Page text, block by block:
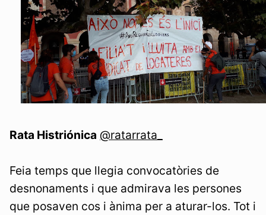
Rata Histriónica @ratarrata_
Feia temps que llegia convocatòries de
desnonaments i que admirava les persones
que posaven cos i ànima per a aturar-los. Tot i